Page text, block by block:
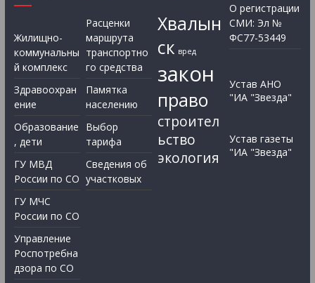
Жилищно-
коммунальны
й комплекс
Здравоохран
ение
Образование
, дети
ГУ МВД
России по СО
ГУ МЧС
России по СО
Управление
Роспотребна
дзора по СО
Расценки
маршрута
транспортно
го средства
Памятка
населению
Выбор
тарифа
Сведения об
участковых
Хвалын
ск вред
закон
право
строител
ьство
экология
О регистрации
СМИ: Эл №
ФС77-53449
Устав АНО
"ИА "Звезда"
Устав газеты
"ИА "Звезда"